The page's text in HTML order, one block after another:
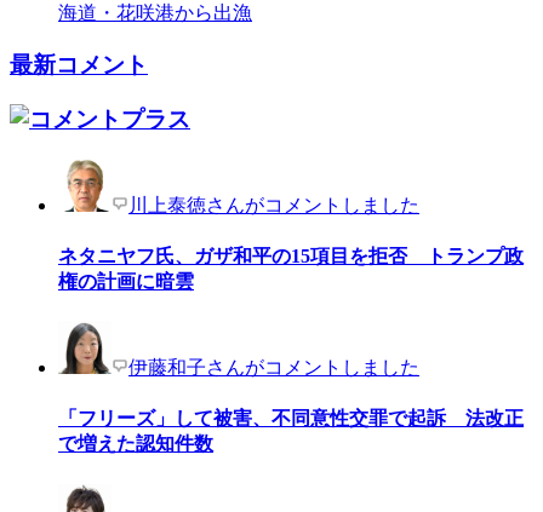
海道・花咲港から出漁
最新コメント
川上泰徳さんがコメントしました
ネタニヤフ氏、ガザ和平の15項目を拒否 トランプ政
権の計画に暗雲
伊藤和子さんがコメントしました
「フリーズ」して被害、不同意性交罪で起訴 法改正
で増えた認知件数